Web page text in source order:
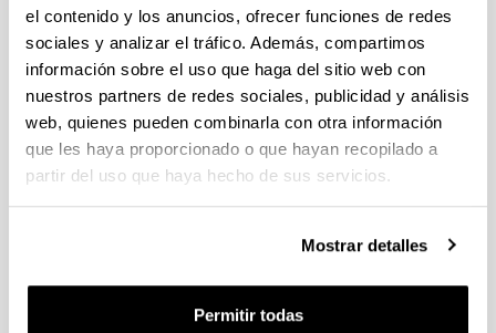
el contenido y los anuncios, ofrecer funciones de redes
sociales y analizar el tráfico. Además, compartimos
información sobre el uso que haga del sitio web con
nuestros partners de redes sociales, publicidad y análisis
web, quienes pueden combinarla con otra información
que les haya proporcionado o que hayan recopilado a
partir del uso que haya hecho de sus servicios.
Mostrar detalles
Permitir todas
Doctorado en Estudios sobre
Desarrollo
Este programa está impulsado por el Instituto